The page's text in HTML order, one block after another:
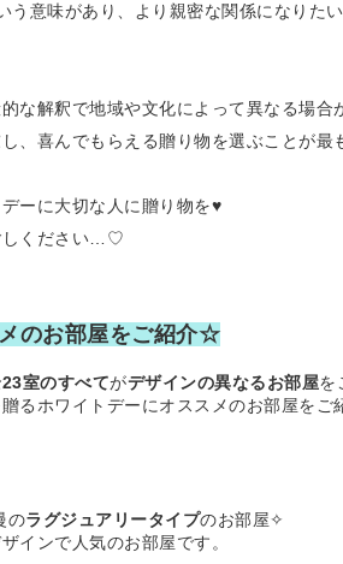
う意味があり、より親密な関係になりた
な解釈で地域や文化によって異なる場
、喜んでもらえる贈り物を選ぶことが最
ーに大切な人に贈り物を♥
しください…♡
のお部屋をご紹介☆
室のすべてがデザインの異なるお部屋を
る ホワイトデーにオススメのお部屋をご
のラグジュアリータイプのお部屋✧
インで人気のお部屋です。